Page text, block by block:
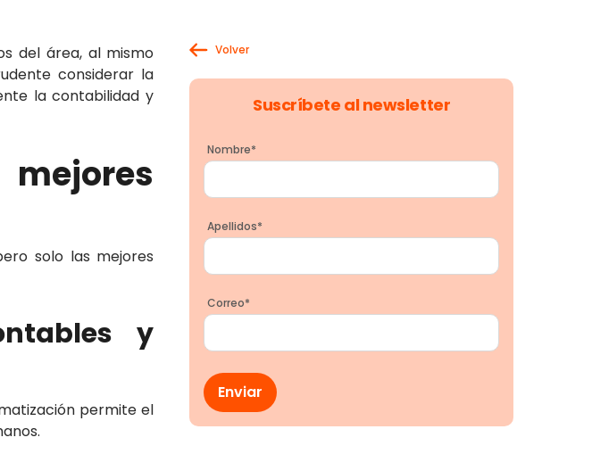
del área, al mismo
considerar la
la contabilidad y
solo las mejores
y
permite el
Volver
Suscríbete al newsletter
Nombre*
Apellidos*
Correo*